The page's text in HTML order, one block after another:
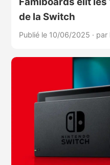
de la Switch
Publié le 10/06/2025 · par